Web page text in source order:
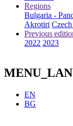
Regions
Bulgaria -
Akrotiri
Previous
2022 2023
EN
BG